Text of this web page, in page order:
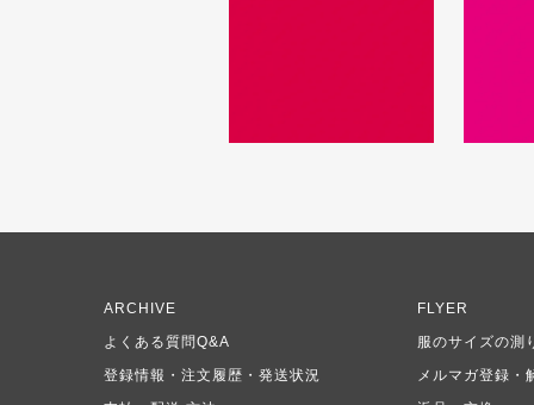
ARCHIVE
FLYER
よくある質問Q&A
服のサイズの測
登録情報・注文履歴・発送状況
メルマガ登録・